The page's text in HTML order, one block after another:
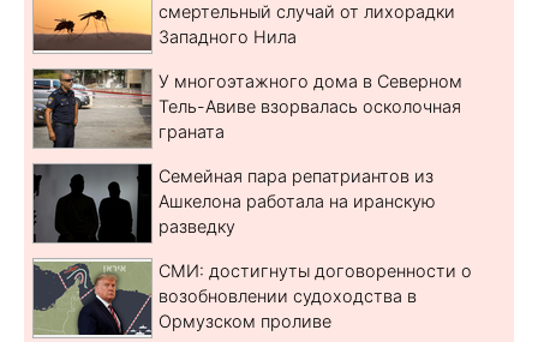
смертельный случай от лихорадки
Западного Нила
У многоэтажного дома в Северном
Тель-Авиве взорвалась осколочная
граната
Семейная пара репатриантов из
Ашкелона работала на иранскую
разведку
СМИ: достигнуты договоренности о
возобновлении судоходства в
Ормузском проливе